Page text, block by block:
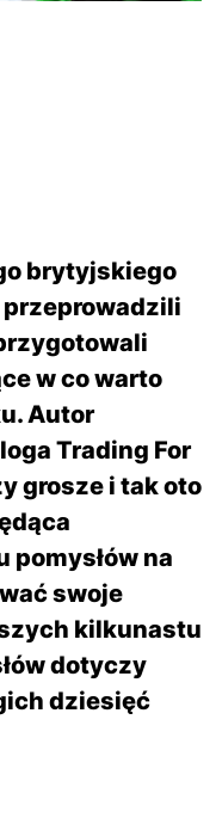
brytyjskiego
w co warto
Autor
Trading For
grosze i tak oto
na
swoje
kilkunastu
dotyczy
dziesięć